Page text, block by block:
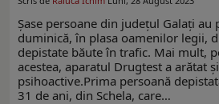
Șase persoane din județul Galați au
duminică, în plasa oamenilor legii,
depistate băute în trafic. Mai mult,
acestea, aparatul Drugtest a arătat
psihoactive.Prima persoană
31 de ani, din Schela, care…